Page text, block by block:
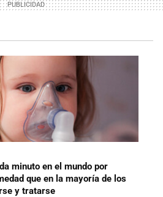
minuto en el mundo por
que en la mayoría de los
y tratarse